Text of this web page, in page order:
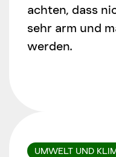
achten, dass
sehr arm und
werden.
UMWELT UND